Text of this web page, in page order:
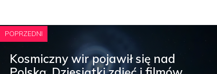
POPRZEDNI
Kosmiczny wir pojawił się nad